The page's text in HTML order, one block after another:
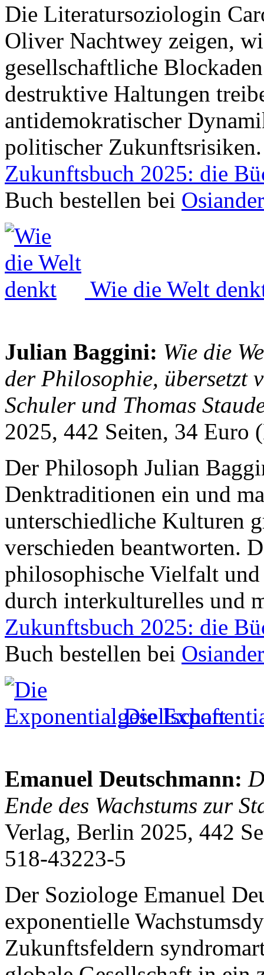
Die Literatursoziologin
Oliver Nachtwey zeigen,
gesellschaftliche
destruktive Haltungen
antidemokratischer
politischer Zukunftsrisiken.
Zukunftsbuch 2025: die
Buch bestellen bei
Wie die Welt
Julian Baggini: Wie die
der Philosophie, übersetzt
Schuler und Thomas
2025, 442 Seiten, 34
Der Philosoph Julian
Denktraditionen ein und
unterschiedliche Kulturen
verschieden beantworten.
philosophische Vielfalt
durch interkulturelles und
Zukunftsbuch 2025: die
Buch bestellen bei
Die
Emanuel Deutschmann:
Ende des Wachstums zur
Verlag, Berlin 2025, 442
518-43223-5
Der Soziologe Emanuel
exponentielle
Zukunftsfeldern